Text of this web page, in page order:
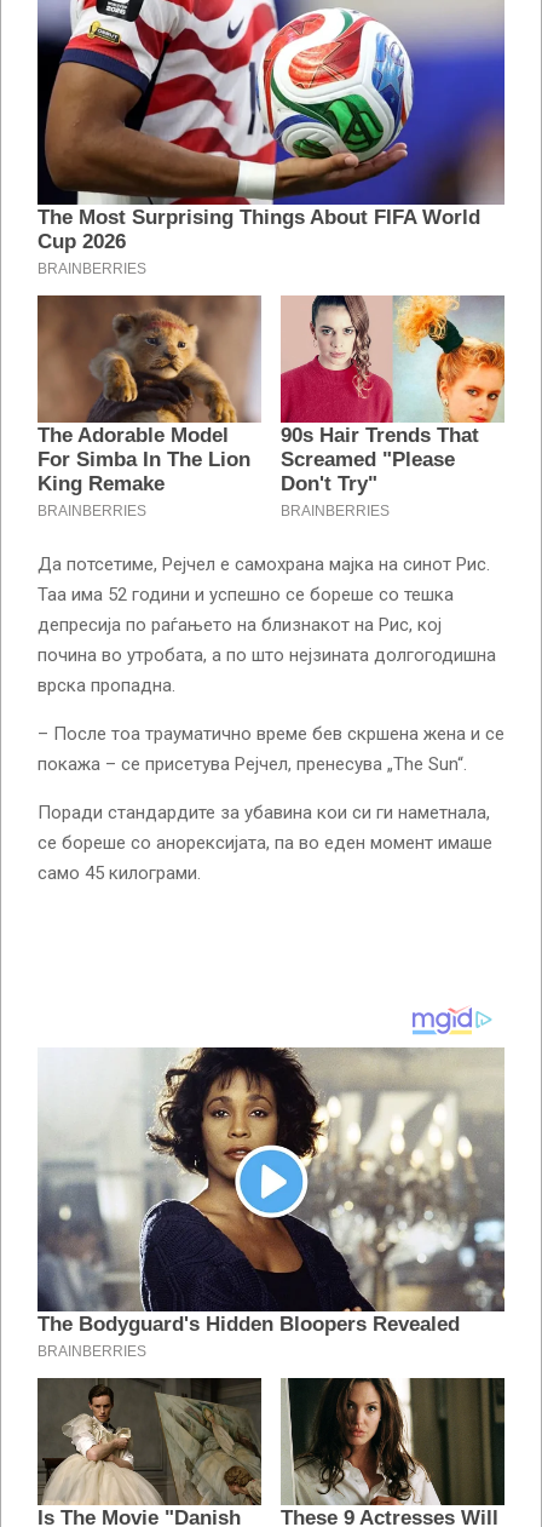
Да потсетиме, Рејчел е самохрана мајка на синот Рис.
Таа има 52 години и успешно се бореше со тешка
депресија по раѓањето на близнакот на Рис, кој
почина во утробата, а по што нејзината долгогодишна
врска пропадна.
– После тоа трауматично време бев скршена жена и се
покажа – се присетува Рејчел, пренесува „The Sun“.
Поради стандардите за убавина кои си ги наметнала,
се бореше со анорексијата, па во еден момент имаше
само 45 килограми.